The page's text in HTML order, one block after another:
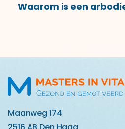
Waarom is een
Maanweg 174
2516 AB Den Haag